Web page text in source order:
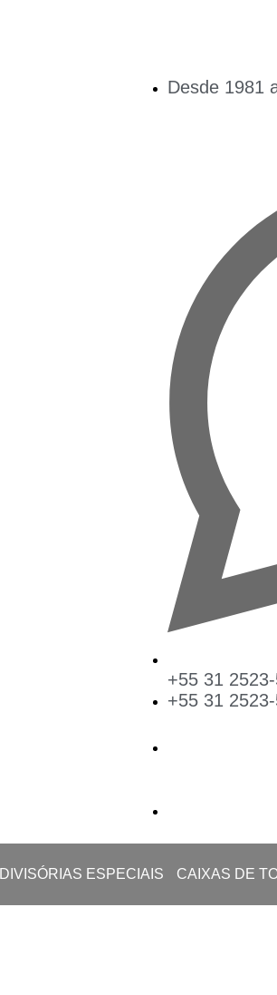
Desde 1981
+55 31
+55 31
DIVISÓRIAS ESPECIAIS CAIXAS DE